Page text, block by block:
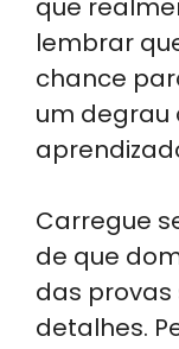
que
lembrar
chance
um degrau
Carregue
de que
das
detalhes.